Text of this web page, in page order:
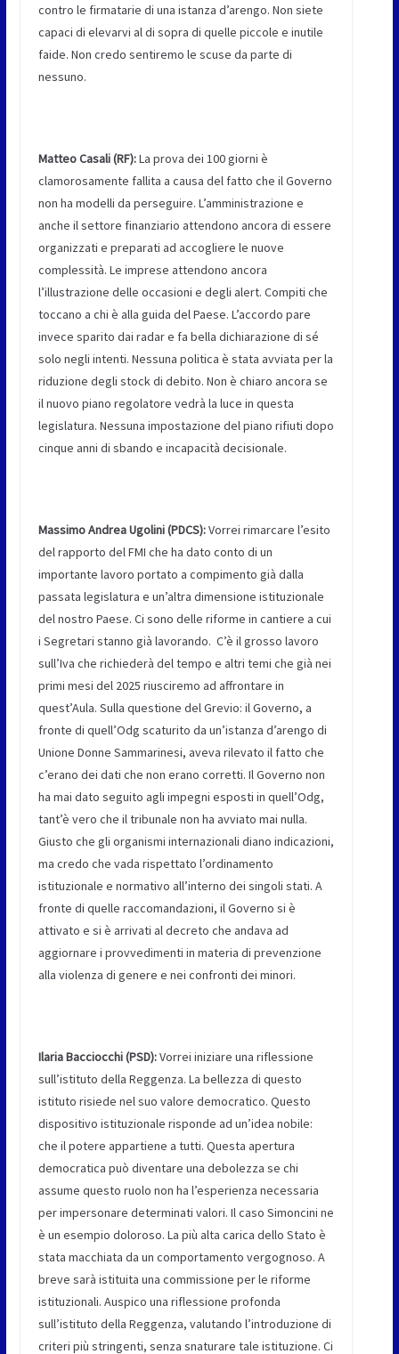
contro le firmatarie di una istanza d’arengo. Non siete
capaci di elevarvi al di sopra di quelle piccole e inutile
faide. Non credo sentiremo le scuse da parte di
nessuno.
Matteo Casali (RF):La prova dei 100 giorni è
clamorosamente fallita a causa del fatto che il Governo
non ha modelli da perseguire. L’amministrazione e
anche il settore finanziario attendono ancora di essere
organizzati e preparati ad accogliere le nuove
complessità. Le imprese attendono ancora
l’illustrazione delle occasioni e degli alert. Compiti che
toccano a chi è alla guida del Paese. L’accordo pare
invece sparito dai radar e fa bella dichiarazione di sé
solo negli intenti. Nessuna politica è stata avviata per la
riduzione degli stock di debito. Non è chiaro ancora se
il nuovo piano regolatore vedrà la luce in questa
legislatura. Nessuna impostazione del piano rifiuti dopo
cinque anni di sbando e incapacità decisionale.
Massimo Andrea Ugolini (PDCS):Vorrei rimarcare l’esito
del rapporto del FMI che ha dato conto di un
importante lavoro portato a compimento già dalla
passata legislatura e un’altra dimensione istituzionale
del nostro Paese. Ci sono delle riforme in cantiere a cui
i Segretari stanno già lavorando. C’è il grosso lavoro
sull’Iva che richiederà del tempo e altri temi che già nei
primi mesi del 2025 riusciremo ad affrontare in
quest’Aula. Sulla questione del Grevio: il Governo, a
fronte di quell’Odg scaturito da un’istanza d’arengo di
Unione Donne Sammarinesi, aveva rilevato il fatto che
c’erano dei dati che non erano corretti. Il Governo non
ha mai dato seguito agli impegni esposti in quell’Odg,
tant’è vero che il tribunale non ha avviato mai nulla.
Giusto che gli organismi internazionali diano indicazioni,
ma credo che vada rispettato l’ordinamento
istituzionale e normativo all’interno dei singoli stati. A
fronte di quelle raccomandazioni, il Governo si è
attivato e si è arrivati al decreto che andava ad
aggiornare i provvedimenti in materia di prevenzione
alla violenza di genere e nei confronti dei minori.
Ilaria Bacciocchi (PSD):Vorrei iniziare una riflessione
sull’istituto della Reggenza. La bellezza di questo
istituto risiede nel suo valore democratico. Questo
dispositivo istituzionale risponde ad un’idea nobile:
che il potere appartiene a tutti. Questa apertura
democratica può diventare una debolezza se chi
assume questo ruolo non ha l’esperienza necessaria
per impersonare determinati valori. Il caso Simoncini ne
è un esempio doloroso. La più alta carica dello Stato è
stata macchiata da un comportamento vergognoso. A
breve sarà istituita una commissione per le riforme
istituzionali. Auspico una riflessione profonda
sull’istituto della Reggenza, valutando l’introduzione di
criteri più stringenti, senza snaturare tale istituzione. Ci